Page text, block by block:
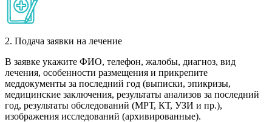
2. Подача заявки на лечение
В заявке укажите ФИО, телефон, жалобы, диагноз, вид
лечения, особенности размещения и прикрепите
меддокументы за последний год (выписки, эпикризы,
медицинские заключения, результаты анализов за последний
год, результаты обследований (МРТ, КТ, УЗИ и пр.),
изображения исследований (архивированные).